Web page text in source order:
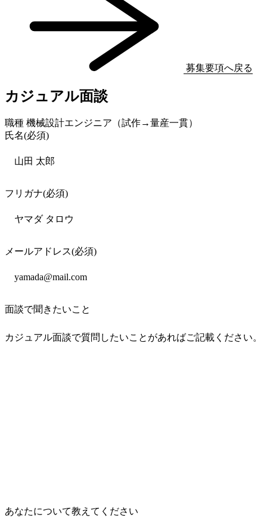
募集要項へ戻る
カジュアル面談
職種 機械設計エンジニア（試作→量産一貫）
氏名(必須)
フリガナ(必須)
メールアドレス(必須)
面談で聞きたいこと
カジュアル面談で質問したいことがあればご記載ください。
あなたについて教えてください